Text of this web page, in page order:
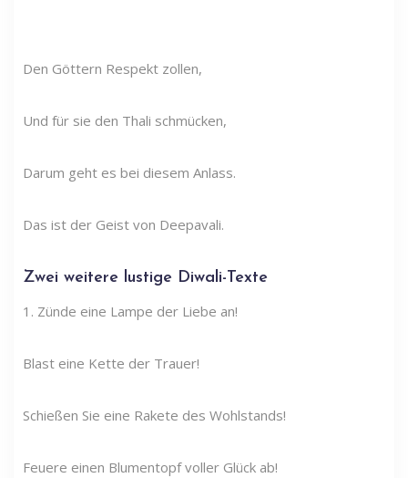
Den Göttern Respekt zollen,
Und für sie den Thali schmücken,
Darum geht es bei diesem Anlass.
Das ist der Geist von Deepavali.
Zwei weitere lustige Diwali-Texte
1. Zünde eine Lampe der Liebe an!
Blast eine Kette der Trauer!
Schießen Sie eine Rakete des Wohlstands!
Feuere einen Blumentopf voller Glück ab!